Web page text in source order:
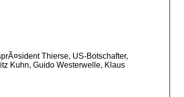
Thierse, US-Botschafter,
Kuhn, Guido Westerwelle, Klaus